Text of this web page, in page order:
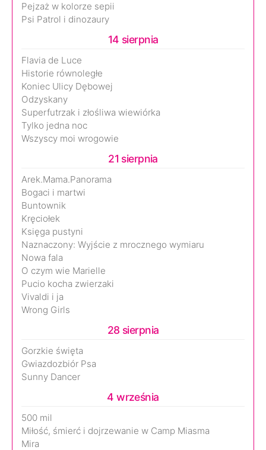
Pejzaż w kolorze sepii
Psi Patrol i dinozaury
14 sierpnia
Flavia de Luce
Historie równoległe
Koniec Ulicy Dębowej
Odzyskany
Superfutrzak i złośliwa wiewiórka
Tylko jedna noc
Wszyscy moi wrogowie
21 sierpnia
Arek.Mama.Panorama
Bogaci i martwi
Buntownik
Kręciołek
Księga pustyni
Naznaczony: Wyjście z mrocznego wymiaru
Nowa fala
O czym wie Marielle
Pucio kocha zwierzaki
Vivaldi i ja
Wrong Girls
28 sierpnia
Gorzkie święta
Gwiazdozbiór Psa
Sunny Dancer
4 września
500 mil
Miłość, śmierć i dojrzewanie w Camp Miasma
Mira